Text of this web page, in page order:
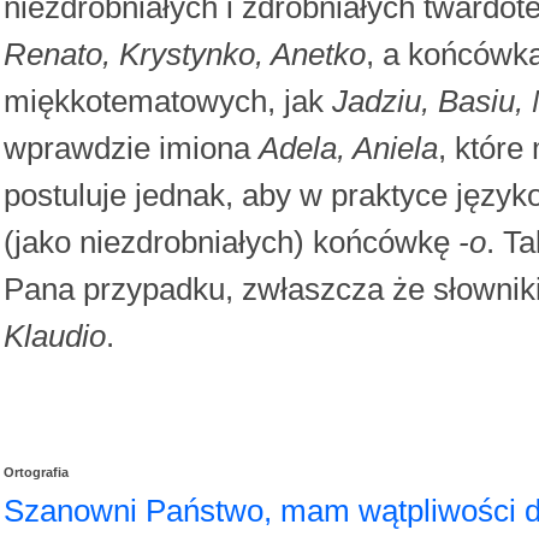
Renato, Krystynko, Anetko, a
miękkotematowych, jak Jadziu, Basiu,
wprawdzie imionaAdela, Aniela, które
postuluje jednak, aby w praktyce
(jako niezdrobniałych) końcówkę -o.
Pana przypadku, zwłaszcza że
Klaudio.
Ortografia
Szanowni Państwo, mam wątpliwości